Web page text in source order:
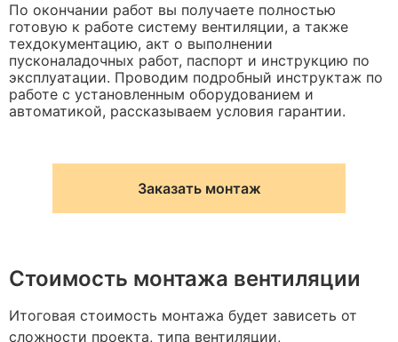
По окончании работ вы получаете полностью
готовую к работе систему вентиляции, а также
техдокументацию, акт о выполнении
пусконаладочных работ, паспорт и инструкцию по
эксплуатации. Проводим подробный инструктаж по
работе с установленным оборудованием и
автоматикой, рассказываем условия гарантии.
Заказать монтаж
Стоимость монтажа вентиляции
Итоговая стоимость монтажа будет зависеть от
сложности проекта, типа вентиляции,